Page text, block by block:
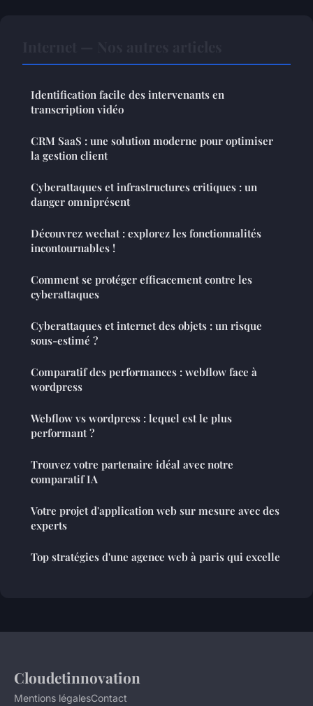
Identification facile des intervenants en
transcription vidéo
CRM SaaS : une solution moderne pour optimiser
la gestion client
Cyberattaques et infrastructures critiques : un
danger omniprésent
Découvrez wechat : explorez les fonctionnalités
incontournables !
Comment se protéger efficacement contre les
cyberattaques
Cyberattaques et internet des objets : un risque
sous-estimé ?
Comparatif des performances : webflow face à
wordpress
Webflow vs wordpress : lequel est le plus
performant ?
Trouvez votre partenaire idéal avec notre
comparatif IA
Votre projet d'application web sur mesure avec des
experts
Top stratégies d'une agence web à paris qui excelle
Cloudetinnovation
Mentions légalesContact